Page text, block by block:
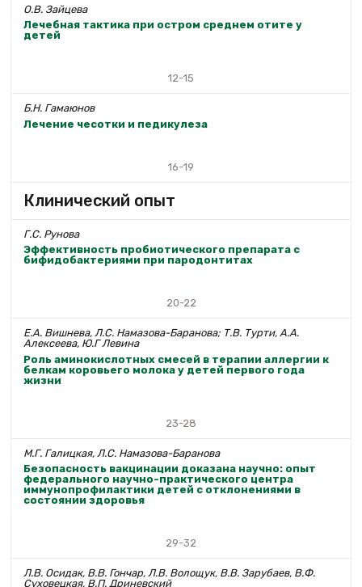
О.В. Зайцева
Лечебная тактика при остром среднем отите у
детей
12-15
Б.Н. Гамаюнов
Лечение чесотки и педикулеза
16-19
Клинический опыт
Г.С. Рунова
Эффективность пробиотического препарата с
бифидобактериями при пародонтитах
20-22
Е.А. Вишнева, Л.С. Намазова-Баранова; Т.В. Турти, А.А.
Алексеева, Ю.Г Левина
Роль аминокислотных смесей в терапии аллергии к
белкам коровьего молока у детей первого года
жизни
23-28
М.Г. Галицкая, Л.С. Намазова-Баранова
Безопасность вакцинации доказана научно: опыт
федерального научно-практического центра
иммунопрофилактики детей с отклонениями в
состоянии здоровья
29-32
Л.В. Осидак, В.В. Гончар, Л.В. Волощук, В.В. Зарубаев, В.Ф.
Суховецкая, В.П. Дриневский